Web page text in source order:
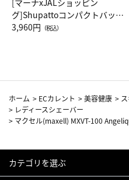
[マーナxJALショッピン
グ]Shupattoコンパクトバッグ
Drop JAL客室乗務員（LC）ス
3,960円 （税込）
ホーム > ECカレント >美容健康 >
> レディースシェーバー
> マクセル(maxell) MXVT-100
カテゴリを選ぶ